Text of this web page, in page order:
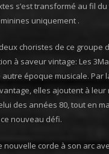
s’est transformé au fil
uniquement .
choristes de ce groupe
à saveur vintage: Les
autre époque musicale. Par
elles ajoutent à
des années 80, tout en
nouveau défi.
nouvelle corde à son arc